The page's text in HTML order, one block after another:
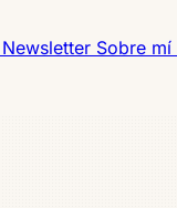
Newsletter Sobre mí